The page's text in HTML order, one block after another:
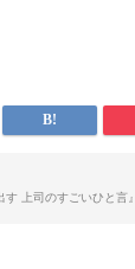
す 上司のすごいひと言』